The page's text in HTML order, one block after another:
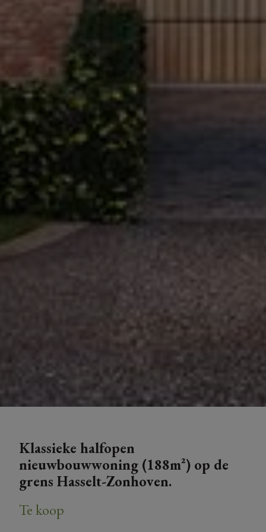
Klassieke halfopen
nieuwbouwwoning (188m²) op de
grens Hasselt-Zonhoven.
Te koop